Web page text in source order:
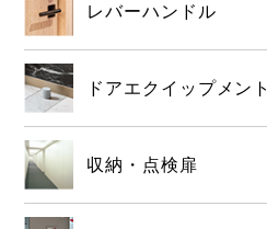
レバーハンドル
ドアエクイップメント
収納・点検扉